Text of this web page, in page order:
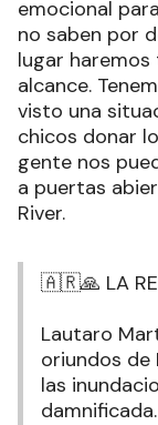
emocional
no saben por
lugar
alcance.
visto una
chicos donar
gente nos
a puertas
River.
🇦🇷🙏 LA
Lautaro
oriundos de
las
damnificada.